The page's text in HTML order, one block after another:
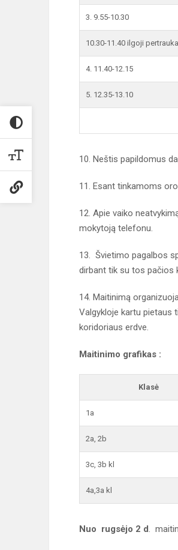
3. 9.55-10.30
10.30-11.40 ilgoji pertrauka
4. 11.40-12.15
5. 12.35-13.10
10. Neštis papildomus
11. Esant tinkamoms
12. Apie vaiko
mokytoją telefonu.
13. Švietimo pagalbos
dirbant tik su tos pačios
14. Maitinimą
Valgykloje kartu pietaus
koridoriaus erdve.
Maitinimo grafikas :
Klasė
1a
2a, 2b
3c, 3b kl
4a,3a kl
Nuo rugsėjo 2 d.